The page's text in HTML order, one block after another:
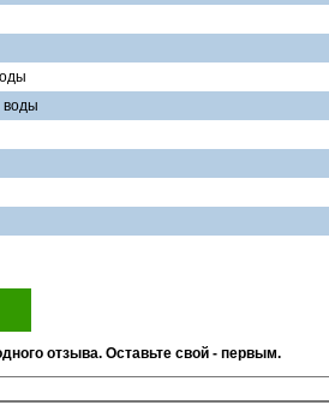
воды
отзыва. Оставьте свой - первым.